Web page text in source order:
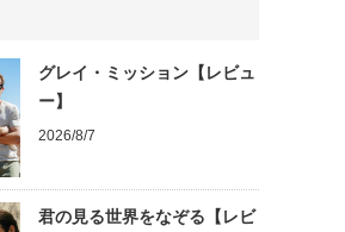
グレイ・ミッション【レビュ
ー】
2026/8/7
君の見る世界をなぞる【レビ